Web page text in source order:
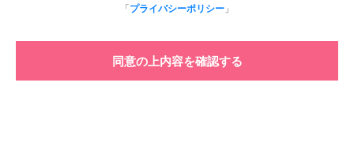
「プライバシーポリシー 」